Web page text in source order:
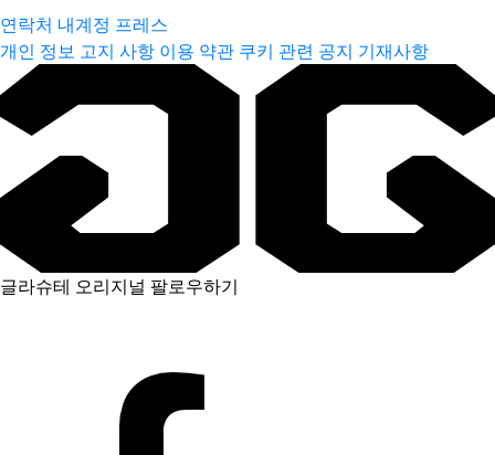
연락처 내계정 프레스
개인 정보 고지 사항 이용 약관 쿠키 관련 공지 기재사항
글라슈테 오리지널 팔로우하기